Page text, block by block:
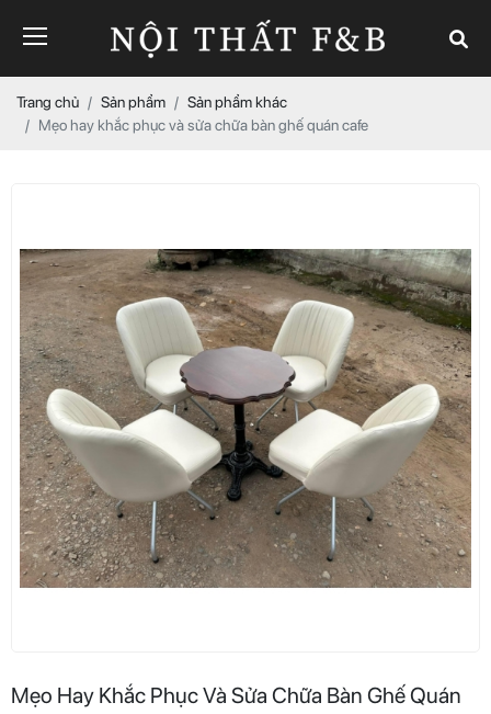
Trang chủ Sản phẩm
Sản phẩm khác
Mẹo hay khắc phục và sửa chữa bàn ghế quán cafe
Mẹo Hay Khắc Phục Và Sửa Chữa Bàn Ghế Quán